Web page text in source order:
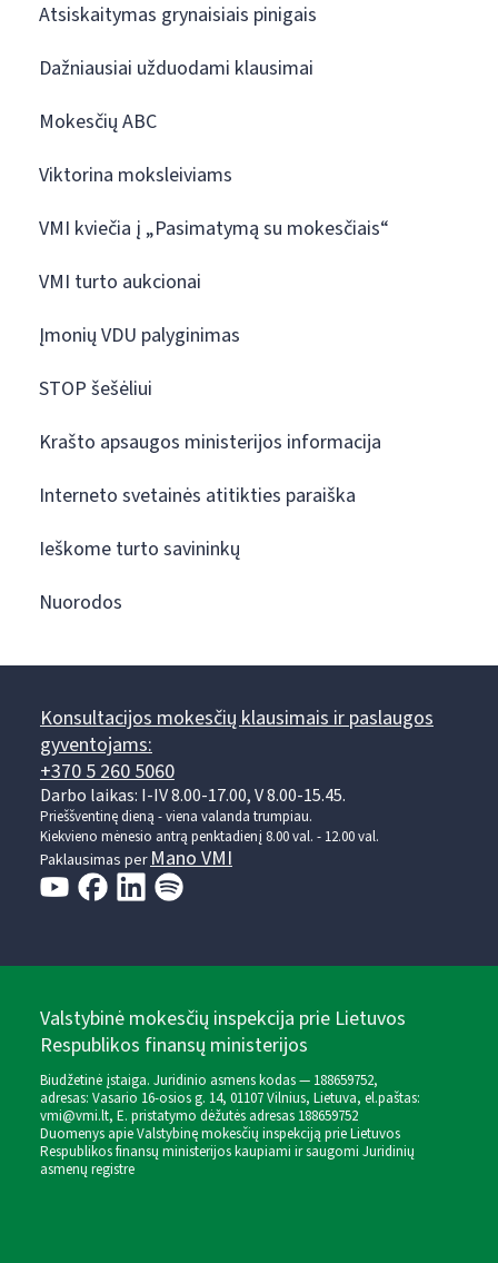
Atsiskaitymas grynaisiais pinigais
Dažniausiai užduodami klausimai
Mokesčių ABC
Viktorina moksleiviams
VMI kviečia į „Pasimatymą su mokesčiais“
VMI turto aukcionai
Įmonių VDU palyginimas
STOP šešėliui
Krašto apsaugos ministerijos informacija
Interneto svetainės atitikties paraiška
Ieškome turto savininkų
Nuorodos
Konsultacijos mokesčių klausimais ir paslaugos
gyventojams:
+370 5 260 5060
Darbo laikas: I-IV 8.00-17.00, V 8.00-15.45.
Prieššventinę dieną - viena valanda trumpiau.
Kiekvieno mėnesio antrą penktadienį 8.00 val. - 12.00 val.
Paklausimas perMano VMI
Valstybinė mokesčių inspekcija prie Lietuvos
Respublikos finansų ministerijos
Biudžetinė įstaiga. Juridinio asmens kodas — 188659752,
adresas: Vasario 16-osios g. 14, 01107 Vilnius, Lietuva, el.paštas:
vmi@vmi.lt, E. pristatymo dėžutės adresas 188659752
Duomenys apie Valstybinę mokesčių inspekciją prie Lietuvos
Respublikos finansų ministerijos kaupiami ir saugomi Juridinių
asmenų registre